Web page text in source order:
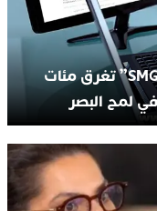
تسونامي النصب الإلكتروني.. “SMG” تغرق مئات
لمح البصر